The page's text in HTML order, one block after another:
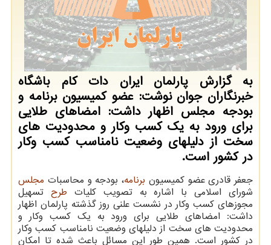
به گزارش پارلمان ایران دات کام باشگاه
خبرنگاران جوان نوشت: عضو کمیسیون برنامه و
بودجه مجلس اظهار داشت: امضاهای طلایی
برای ورود به یک کسب وکار و محدودیت های
سخت از دلیلهای وضعیت نامناسب کسب وکار
در کشور است.
جعفر قادری عضو کمیسیون برنامه، بودجه و محاسبات مجلس
شورای اسلامی با اشاره به تصویب کلیات طرح تسهیل
مجوزهای کسب وکار در نشست علنی روز گذشته پارلمان اظهار
داشت: امضاهای طلایی برای ورود به یک کسب وکار و
محدودیت های سخت از دلیلهای وضعیت نامناسب کسب وکار
در کشور است. همین طور این مسائل باعث شده تا امکان